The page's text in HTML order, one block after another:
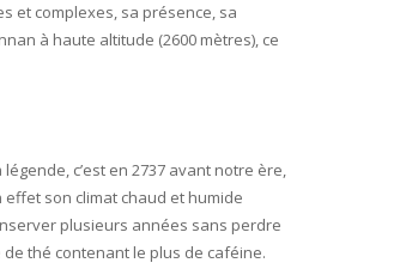
et complexes, sa présence, sa
à haute altitude (2600 mètres), ce
c’est en 2737 avant notre ère,
son climat chaud et humide
plusieurs années sans perdre
thé contenant le plus de caféine.